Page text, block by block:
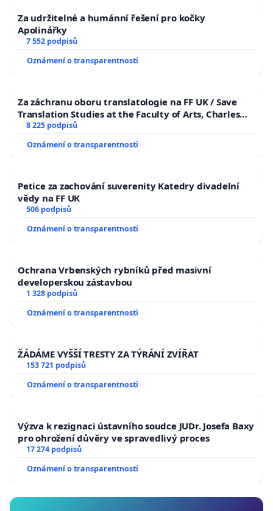
Za udržitelné a humánní řešení pro kočky
Apolinářky
7 552 podpisů
Oznámení o transparentnosti
Za záchranu oboru translatologie na FF UK / Save
Translation Studies at the Faculty of Arts, Charles
University
8 225 podpisů
Oznámení o transparentnosti
Petice za zachování suverenity Katedry divadelní
vědy na FF UK
506 podpisů
Oznámení o transparentnosti
Ochrana Vrbenských rybníků před masivní
developerskou zástavbou
1 328 podpisů
Oznámení o transparentnosti
ŽÁDÁME VYŠŠÍ TRESTY ZA TÝRÁNÍ ZVÍŘAT
153 721 podpisů
Oznámení o transparentnosti
Výzva k rezignaci ústavního soudce JUDr. Josefa Baxy
pro ohrožení důvěry ve spravedlivý proces
17 274 podpisů
Oznámení o transparentnosti